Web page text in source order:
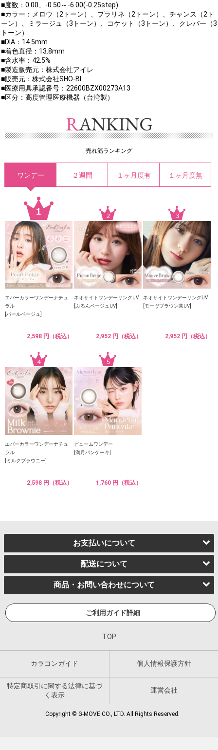
■度数：0.00、-0.50～-6.00(-0.25step)
■カラー：メロウ（2トーン）、プラリネ（2トーン）、チャンス（2ト
ーン）、ミラージュ（3トーン）、コケット（3トーン）、クレバー（3
トーン）
■DIA：14.5mm
■着色直径：13.8mm
■含水率：42.5%
■製造販売元：株式会社アイレ
■販売元：株式会社SHO-BI
■医療用具承認番号：22600BZX00273A13
■区分：高度管理医療機器（台湾製）
売れ筋ランキング
ワンデー ２週間 １ヶ月度有 １ヶ月度無
エバーカラーワンデーナチュ
ラル
[パールベージュ]
2,598 円（税込）
ネオサイトワンデーリングUV
[ぷるんベージュUV]
2,952 円（税込）
ネオサイトワンデーリングUV
[モーヴブラウン茶UV]
2,952 円（税込）
エバーカラーワンデーナチュ
ラル
[ミルクブラウニー]
2,598 円（税込）
ビュームワンデー
[満月パンケーキ]
1,760 円（税込）
お支払いについて
配送について
商品・お問い合わせについて
ご利用ガイド詳細
TOP
カラコンガイド 個人情報保護方針
特定商取引に関する法律に基づ
く表示
運営会社
Copyright © G-MOVE CO., LTD. All Rights Reserved.